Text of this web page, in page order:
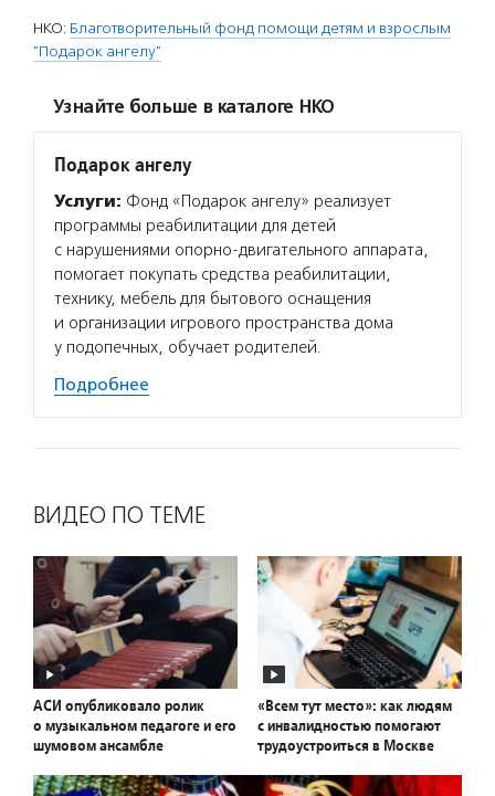
НКО: Благотворительный фонд помощи детям и взрослым
"Подарок ангелу"
Узнайте больше в каталоге НКО
Подарок ангелу
Услуги: Фонд «Подарок ангелу» реализует
программы реабилитации для детей
с нарушениями опорно-двигательного аппарата,
помогает покупать средства реабилитации,
технику, мебель для бытового оснащения
и организации игрового пространства дома
у подопечных, обучает родителей.
Подробнее
ВИДЕО ПО ТЕМЕ
АСИ опубликовало ролик
о музыкальном педагоге и его
шумовом ансамбле
«Всем тут место»: как людям
с инвалидностью помогают
трудоустроиться в Москве